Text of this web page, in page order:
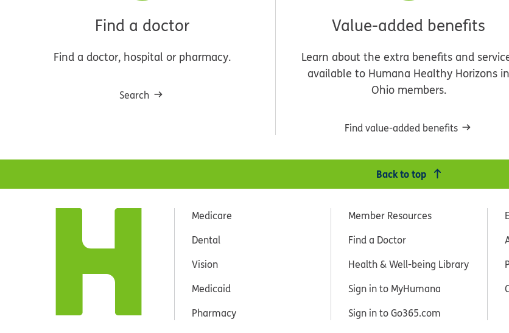
Find a doctor
Find a doctor, hospital or pharmacy.
Search
Value-added benefits
Learn about the extra benefits and
available to Humana Healthy Horizons in
Ohio members.
Find value-added benefits
Back to top
Medicare
Dental
Vision
Medicaid
Pharmacy
Member Resources
Find a Doctor
Health & Well-being Library
Sign in to MyHumana
Sign in to Go365.com